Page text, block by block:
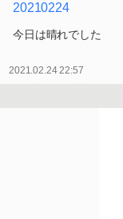
20210224
今日は晴れでした
2021.02.24 22:57